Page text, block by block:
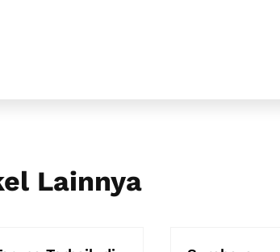
Lainnya